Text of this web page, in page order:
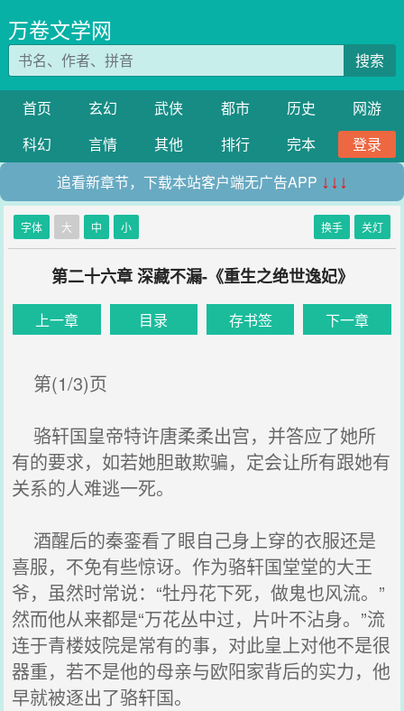
万卷文学网
搜索
首页 玄幻 武侠 都市 历史
网游
科幻
言情 其他 排行 完本
登录
追看新章节，下载本站客户端无广告APP ↓↓↓
字体 大 中 小 换手 关灯
第二十六章 深藏不漏-《重生之绝世逸妃》
上一章 目录 存书签 下一章
第(1/3)页
骆轩国皇帝特许唐柔柔出宫，并答应了她所
有的要求，如若她胆敢欺骗，定会让所有跟她有
关系的人难逃一死。
酒醒后的秦銮看了眼自己身上穿的衣服还是
喜服，不免有些惊讶。作为骆轩国堂堂的大王
爷，虽然时常说：“牡丹花下死，做鬼也风流。”
然而他从来都是“万花丛中过，片叶不沾身。”流
连于青楼妓院是常有的事，对此皇上对他不是很
器重，若不是他的母亲与欧阳家背后的实力，他
早就被逐出了骆轩国。